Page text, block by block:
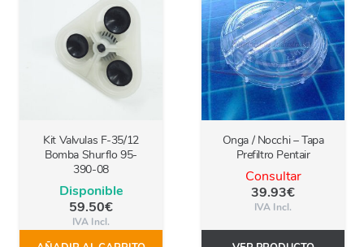
Kit Valvulas F-35/12
Bomba Shurflo 95-
390-08
Disponible
59.50€
IVA Incl.
Onga / Nocchi – Tapa
Prefiltro Pentair
Consultar
39.93€
IVA Incl.